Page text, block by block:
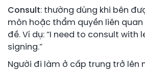
Consult: thường dùng khi bên
môn hoặc thẩm quyền liên
đề. Ví dụ: “I need to consult with
signing.”
Người đi làm ở cấp trung trở lên